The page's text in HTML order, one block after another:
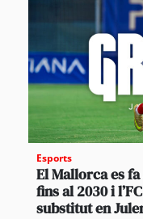
Esports
El Mallorca es
fins al 2030 i
substitut en